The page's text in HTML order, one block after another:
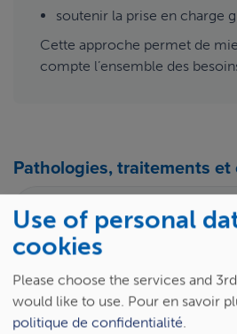
soutenir la prise en charge
Cette approche permet de
compte l’ensemble des
Pathologies, traitements et
A B C D E F G H I
O
P Q R S T U
Use of personal
cookies
Please choose the services and
would like to use. Pour en savoir
politique de confidentialité.